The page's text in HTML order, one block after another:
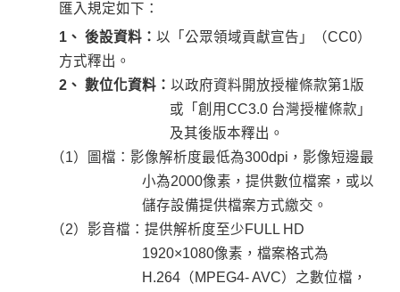
匯入規定如下：
1、 後設資料：以「公眾領域貢獻宣告」（CC0）
方式釋出。
2、 數位化資料：以政府資料開放授權條款第1版
或「創用CC3.0 台灣授權條款」
及其後版本釋出。
（1）圖檔：影像解析度最低為300dpi，影像短邊最
小為2000像素，提供數位檔案，或以
儲存設備提供檔案方式繳交。
（2）影音檔：提供解析度至少FULL HD
1920×1080像素，檔案格式為
H.264（MPEG4- AVC）之數位檔，